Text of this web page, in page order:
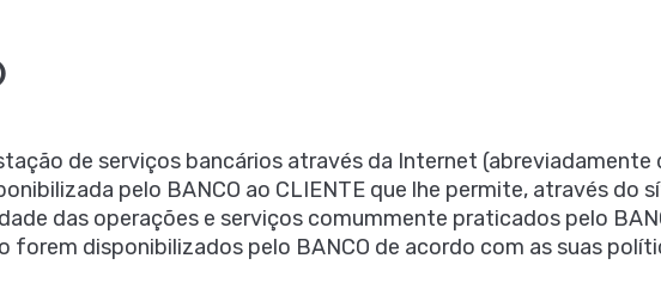
de serviços bancários através da Internet
pelo BANCO ao CLIENTE que lhe permite, através do
das operações e serviços comummente praticados pelo
forem disponibilizados pelo BANCO de acordo com as suas